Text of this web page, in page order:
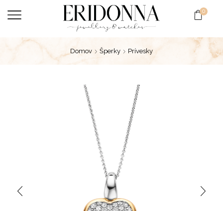
0
Domov Šperky Prívesky